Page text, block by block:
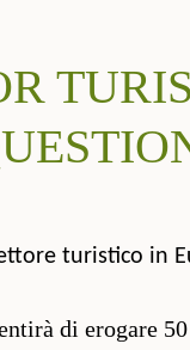
turistico
di erogare